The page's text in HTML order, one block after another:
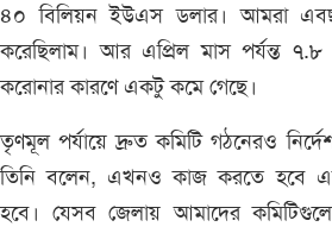
৪০ বিলিয়ন ইউএস ডলার। আমরা এবছর
করেছিলাম। আর এপ্রিল মাস পর্যন্ত ৭.৮
করোনার কারণে একটু কমে গেছে।
তৃণমূল পর্যায়ে দ্রুত কমিটি গঠনেরও
তিনি বলেন, এখনও কাজ করতে হবে
হবে। যেসব জেলায় আমাদের